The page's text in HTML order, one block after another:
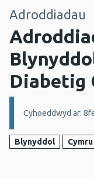
Adroddiadau
Diabetig
Manylion:
Cyhoeddwyd ar:
Blynyddol